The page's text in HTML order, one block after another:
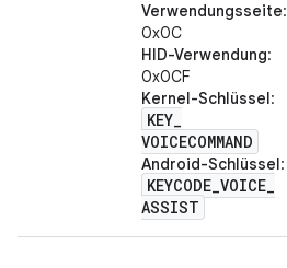
Verwendungsseite:
0x0C
HID-Verwendung:
0x0CF
Kernel-Schlüssel:
KEY_
VOICECOMMAND
Android-Schlüssel:
KEYCODE_VOICE_
ASSIST